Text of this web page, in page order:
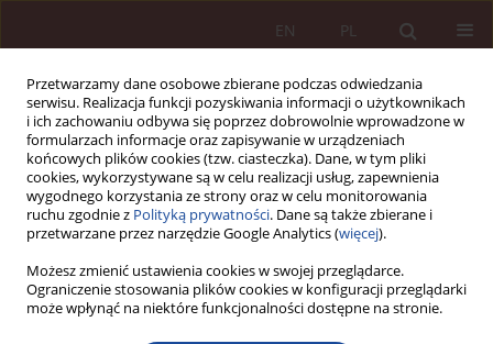
Przetwarzamy dane osobowe zbierane podczas odwiedzania
serwisu. Realizacja funkcji pozyskiwania informacji o użytkownikach
i ich zachowaniu odbywa się poprzez dobrowolnie wprowadzone w
formularzach informacje oraz zapisywanie w urządzeniach
końcowych plików cookies (tzw. ciasteczka). Dane, w tym pliki
cookies, wykorzystywane są w celu realizacji usług, zapewnienia
wygodnego korzystania ze strony oraz w celu monitorowania
ruchu zgodnie z Polityką prywatności. Dane są także zbierane i
przetwarzane przez narzędzie Google Analytics (więcej).
Możesz zmienić ustawienia cookies w swojej przeglądarce.
Ograniczenie stosowania plików cookies w konfiguracji przeglądarki
może wpłynąć na niektóre funkcjonalności dostępne na stronie.
PL
EN
AutorDominika Bek